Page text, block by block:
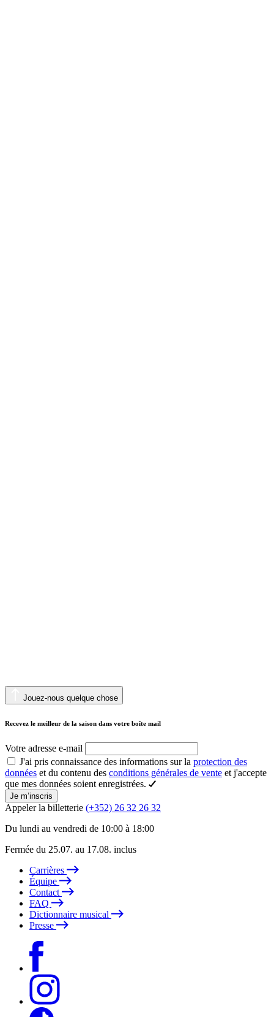
Jouez-nous quelque chose
Recevez le meilleur de la saison dans votre boîte mail
Votre adresse e-mail
J'ai pris connaissance des informations sur la protection des
données et du contenu des conditions générales de vente et j'accepte
que mes données soient enregistrées.
Je m’inscris
Appeler la billetterie (+352) 26 32 26 32
Du lundi au vendredi de 10:00 à 18:00
Fermée du 25.07. au 17.08. inclus
Carrières
Équipe
Contact
FAQ
Dictionnaire musical
Presse